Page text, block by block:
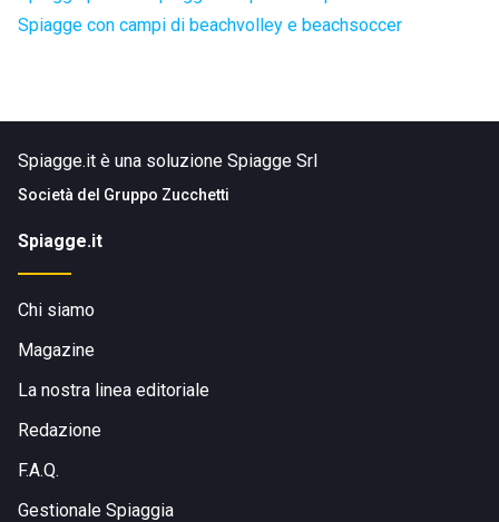
Spiagge con campi di beachvolley e beachsoccer
Spiagge.it è una soluzione Spiagge Srl
Società del Gruppo Zucchetti
Spiagge.it
Chi siamo
Magazine
La nostra linea editoriale
Redazione
F.A.Q.
Gestionale Spiaggia